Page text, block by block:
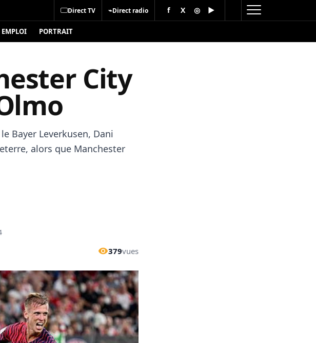
Direct TV ⌁Direct radio f X ◎ ▶
EMPLOI PORTRAIT
City
Bayer Leverkusen, Dani
alors que Manchester
379vues